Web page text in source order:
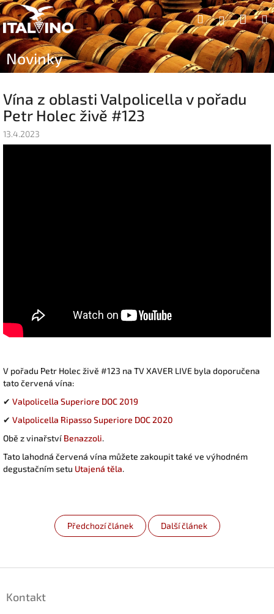
Přejít
na
obsah
Hledat
Novinky
Vína z oblasti Valpolicella v pořadu
Petr Holec živě #123
13.4.2023
V pořadu Petr Holec živě #123 na TV XAVER LIVE byla doporučena
tato červená vína:
✔ Valpolicella Superiore DOC 2019
✔ Valpolicella Ripasso Superiore DOC 2020
Obě z vinařství Benazzoli.
Tato lahodná červená vína můžete zakoupit také ve výhodném
degustačním setu Utajená těla.
Předchozí článek Další článek
Kontakt